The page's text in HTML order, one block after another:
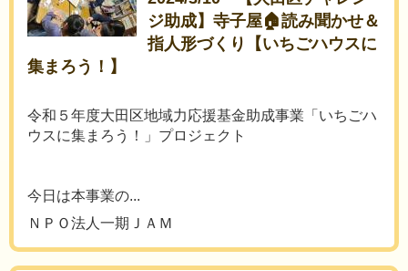
ジ助成】寺子屋🏠読み聞かせ＆
指人形づくり【いちごハウスに
集まろう！】
令和５年度大田区地域力応援基金助成事業「いちごハ
ウスに集まろう！」プロジェクト
今日は本事業の...
ＮＰＯ法人一期ＪＡＭ